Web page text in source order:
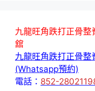
九龍旺角跌打正骨
舘
九龍旺角跌打正骨
(Whatsapp預約)
電話： 852-